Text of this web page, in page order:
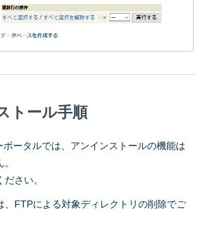
トール手順
ータルでは、アンインストールの機能は
さい。
、FTPによる対象ディレクトリの削除でご